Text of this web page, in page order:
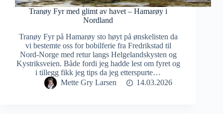
Tranøy Fyr med glimt av havet – Hamarøy i
Nordland
Tranøy Fyr på Hamarøy sto høyt på ønskelisten da
vi bestemte oss for bobilferie fra Fredrikstad til
Nord-Norge med retur langs Helgelandskysten og
Kystriksveien. Både fordi jeg hadde lest om fyret og
i tillegg fikk jeg tips da jeg etterspurte…
Mette Gry Larsen
14.03.2026